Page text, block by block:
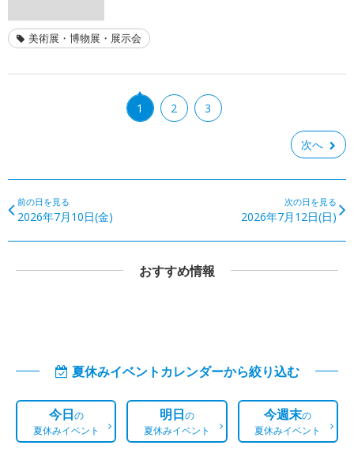
美術展・博物展・展示会
1 2 3
次へ
前の日を見る
2026年7月10日(金)
次の日を見る
2026年7月12日(日)
おすすめ情報
夏休みイベントカレンダーから絞り込む
今日の
夏休みイベント
明日の
夏休みイベント
今週末の
夏休みイベント